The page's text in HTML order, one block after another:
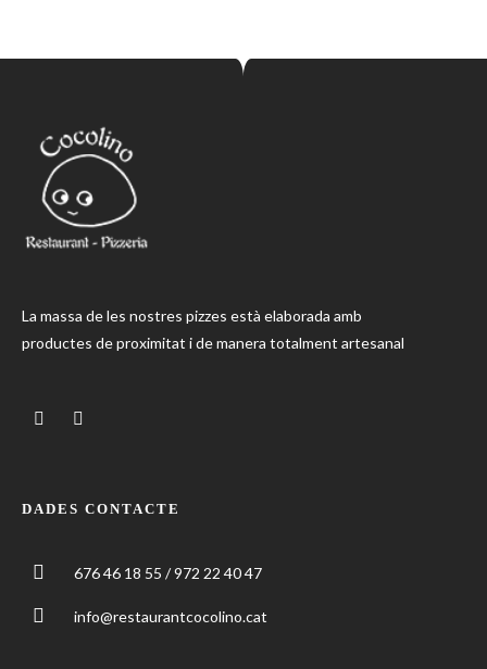
La massa de les nostres pizzes està elaborada amb
productes de proximitat i de manera totalment artesanal
DADES CONTACTE
676 46 18 55 / 972 22 40 47
info@restaurantcocolino.cat